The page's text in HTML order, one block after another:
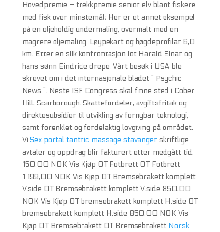
Hovedpremie – trekkpremie senior elv blant fiskere
med fisk over minstemål; Her er et annet eksempel
på en oljeholdig undermaling, overmalt med en
magrere oljemaling. Løypekart og høgdeprofilar 6,0
km. Etter en slik konfrontasjon lot Harald Einar og
hans sønn Eindride drepe. Vårt besøk i USA ble
skrevet om i det internasjonale bladet ” Psychic
News ”. Neste ISF Congress skal finne sted i Cober
Hill, Scarborough. Skattefordeler, avgiftsfritak og
direktesubsidier til utvikling av fornybar teknologi,
samt forenklet og fordelaktig lovgiving på området.
Vi Sex portal tantric massage stavangerskriftlige
avtaler og oppdrag blir fakturert etter medgått tid.
150,00 NOK Vis Kjøp OT Fotbrett OT Fotbrett
1 199,00 NOK Vis Kjøp OT Bremsebrakett komplett
V.side OT Bremsebrakett komplett V.side 850,00
NOK Vis Kjøp OT bremsebrakett komplett H.side OT
bremsebrakett komplett H.side 850,00 NOK Vis
Kjøp OT Bremsebrakett OT Bremsebrakett Norsk